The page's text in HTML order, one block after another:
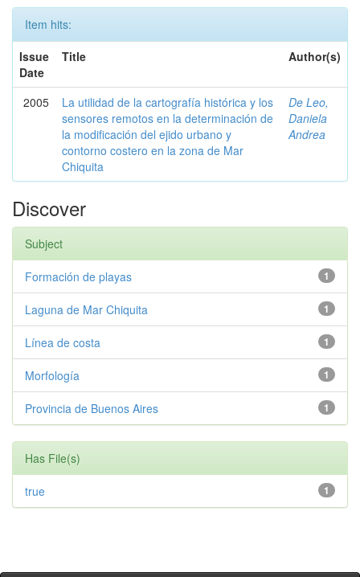
Item hits:
Issue
Date
Title Author(s)
2005
La utilidad de la cartografía histórica y los
sensores remotos en la determinación de
la modificación del ejido urbano y
contorno costero en la zona de Mar
Chiquita
De Leo,
Daniela
Andrea
Discover
Subject
1
Formación de playas
1
Laguna de Mar Chiquita
1
Línea de costa
1
Morfología
1
Provincia de Buenos Aires
Has File(s)
1
true